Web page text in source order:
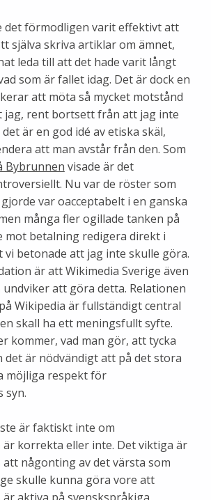
det förmodligen varit effektivt att
själva skriva artiklar om ämnet,
leda till att det hade varit långt
som är fallet idag. Det är dock en
att möta så mycket motstånd
jag, rent bortsett från att jag inte
är en god idé av etiska skäl,
att man avstår från den. Som
Bybrunnen visade är det
Nu var de röster som
var oacceptabelt i en ganska
många fler ogillade tanken på
mot betalning redigera direkt i
betonade att jag inte skulle göra.
är att Wikimedia Sverige även
att göra detta. Relationen
Wikipedia är fullständigt central
skall ha ett meningsfullt syfte.
kommer, vad man gör, att tycka
det är nödvändigt att på det stora
möjliga respekt för
syn.
är faktiskt inte om
korrekta eller inte. Det viktiga är
att någonting av det värsta som
skulle kunna göra vore att